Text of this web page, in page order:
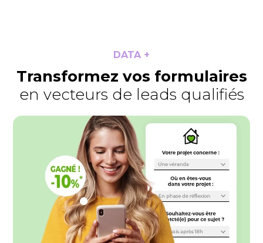
DATA +
Transformez vos formulaires
en vecteurs de leads qualifiés